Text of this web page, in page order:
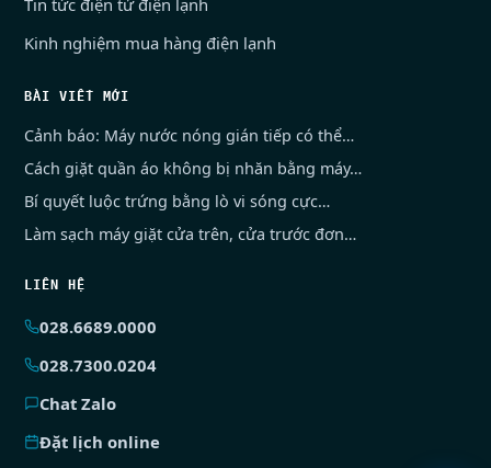
Kinh nghiệm mua hàng điện lạnh
BÀI VIẾT MỚI
Cảnh báo: Máy nước nóng gián tiếp có thể…
Cách giặt quần áo không bị nhăn bằng máy…
Bí quyết luộc trứng bằng lò vi sóng cực…
Làm sạch máy giặt cửa trên, cửa trước đơn…
LIÊN HỆ
028.6689.0000
028.7300.0204
Chat Zalo
Đặt lịch online